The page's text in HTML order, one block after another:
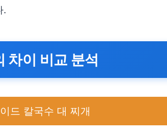
.
차이 비교 분석
드 칼국수 대 찌개